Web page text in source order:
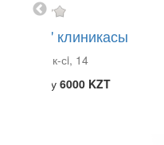
клиникасы
к-сi, 14
қабылдау 6000 KZT